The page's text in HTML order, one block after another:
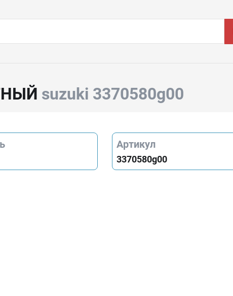
suzuki 3370580g00
Артикул
3370580g00